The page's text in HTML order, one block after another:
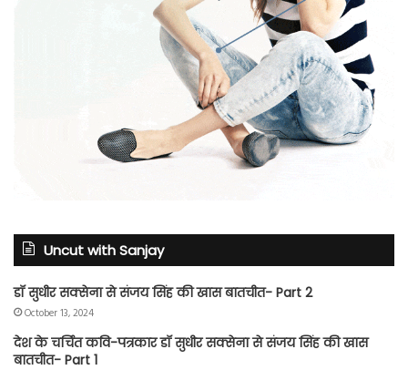
Uncut with Sanjay
डॉ सुधीर सक्सेना से संजय सिंह की खास बातचीत- Part 2
October 13, 2024
देश के चर्चित कवि-पत्रकार डॉ सुधीर सक्सेना से संजय सिंह की खास
बातचीत- Part 1